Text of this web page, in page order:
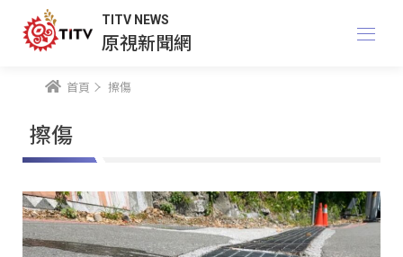
TITV NEWS
原視新聞網
首頁 擦傷
擦傷